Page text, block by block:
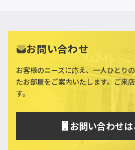
お問い合わせ
お客様のニーズに応え、一人ひとり
たお部屋をご案内いたします。ご来
す。
お問い合わせ